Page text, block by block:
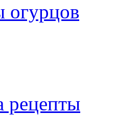
огурцов
рецепты